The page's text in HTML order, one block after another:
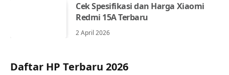
Cek Spesifikasi dan Harga Xiaomi
Redmi 15A Terbaru
2 April 2026
Daftar HP Terbaru 2026